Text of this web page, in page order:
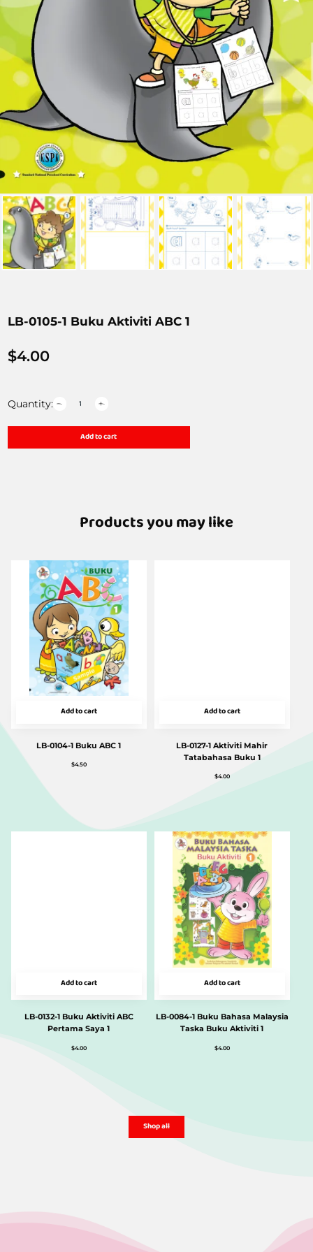
LB-0105-1 Buku Aktiviti ABC 1
$4.00
Quantity:
Add to cart
Products you may like
Add to cart
LB-0104-1 Buku ABC 1
$4.50
Add to cart
LB-0127-1 Aktiviti Mahir
Tatabahasa Buku 1
$4.00
Add to cart
LB-0132-1 Buku Aktiviti ABC
Pertama Saya 1
$4.00
Add to cart
LB-0084-1 Buku Bahasa Malaysia
Taska Buku Aktiviti 1
$4.00
Shop all